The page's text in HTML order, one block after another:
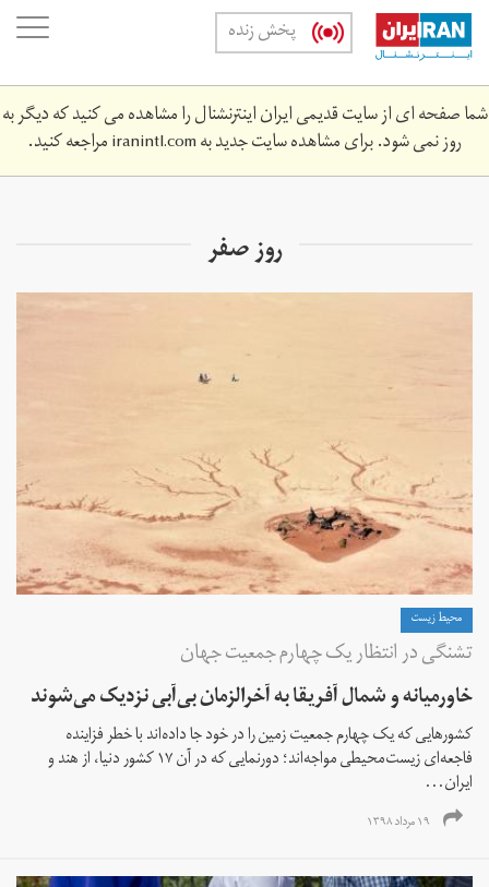
Skip
main
content
پخش زنده
شما صفحه ای از سایت قدیمی ایران اینترنشنال را مشاهده می کنید که دیگر به
روز نمی شود. برای مشاهده سایت جدید بهiranintl.comمراجعه کنید.
روز صفر
محیط زیست
تشنگی در انتظار یک چهارم جمعیت جهان
خاورمیانه و شمال آفریقا به آخرالزمان بی‌آبی نزدیک می‌شوند
کشورهایی که یک چهارم جمعیت زمین را در خود جا داده‌اند با خطر فزاینده
فاجعه‌ای زیست‌محیطی مواجه‌اند؛ دور‌نمایی که در آن ۱۷ کشور دنیا، از هند و
ایران...
۱۹ مرداد ۱۳۹۸